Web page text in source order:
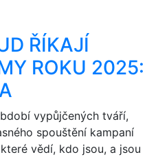
ŘÍKAJÍ
ROKU 2025:
vypůjčených tváří,
spouštění kampaní
vědí, kdo jsou, a jsou